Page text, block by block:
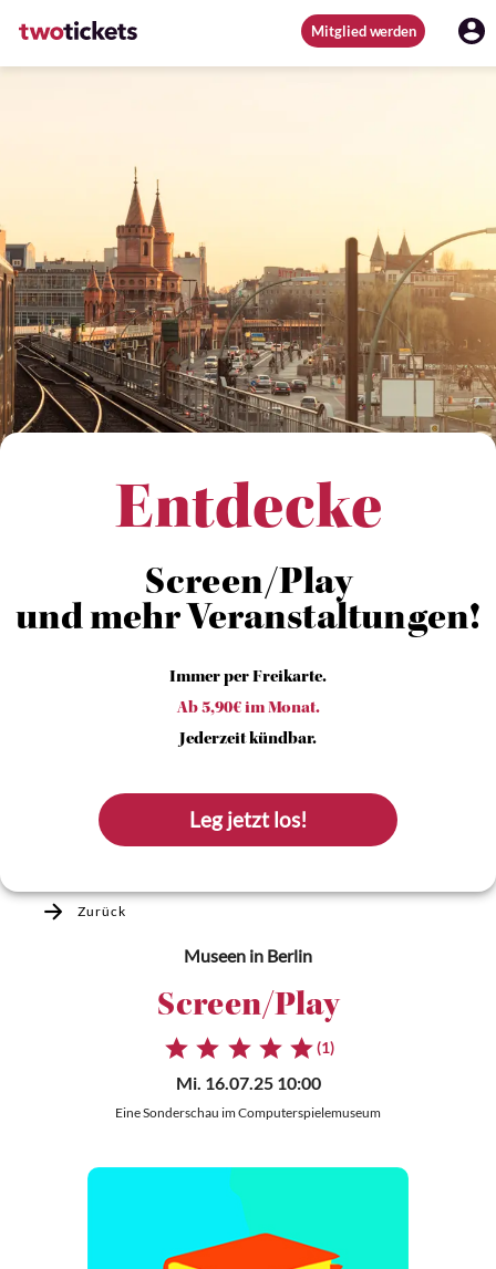
Mitglied werden
Entdecke
Screen/Play
und mehr Veranstaltungen!
Immer per Freikarte.
Ab 5,90€ im Monat.
Jederzeit kündbar.
Leg jetzt los!
Zurück
Museen in Berlin
Screen/Play
(1)
Mi. 16.07.25 10:00
Eine Sonderschau im Computerspielemuseum